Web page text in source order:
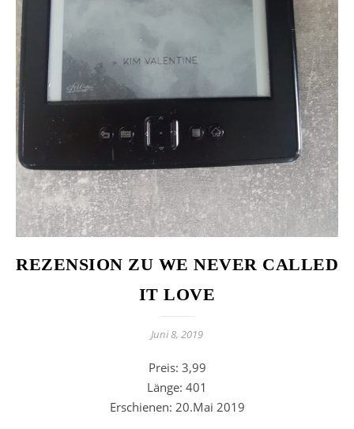
REZENSION ZU WE NEVER CALLED
IT LOVE
Juni 8, 2019
Preis: 3,99
Länge: 401
Erschienen: 20.Mai 2019